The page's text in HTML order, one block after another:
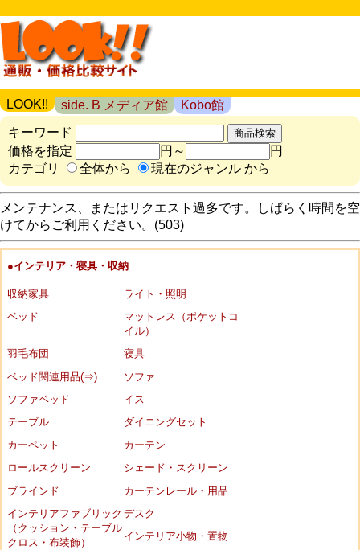
LOOK!! side. B メディア館
Kobo館
キーワード
価格を指定
円～
円
カテゴリ
全体から 現在のジャンル から
メンテナンス、またはリクエスト過多です。しばらく時間を空
けてからご利用ください。(503)
●インテリア・寝具・収納
収納家具
ライト・照明
ベッド
マットレス（ポケットコ
イル）
羽毛布団
寝具
ベッド関連用品(⇒)
ソファ
ソファベッド
イス
テーブル
ダイニングセット
カーペット
カーテン
ロールスクリーン
シェード・スクリーン
ブラインド
カーテンレール・用品
インテリアファブリック
（クッション・テーブル
クロス・布装飾）
デスク
インテリア小物・置物